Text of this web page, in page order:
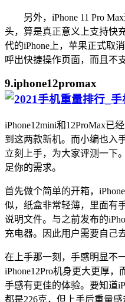
另外，iPhone 11 Pro Max
头，算是真正意义上支持快
代的iPhone上，苹果正式取
呼出快捷操作页面，而且不
9.iphone12promax
iPhone12mini和12ProMax已
到这两款新机。而小编也入
立刻上手，为大家评测一下
足你的需求。
首先做个简单的开箱，
似，纸盒非常轻薄，里面有
说明文件。与之前发布的
充电器。因此用户需要自己
在上手那一刻，手感明显不
iPhone12Pro机身更大更厚
手感有更佳的体验。要知道
都是226克，但上手后重量感